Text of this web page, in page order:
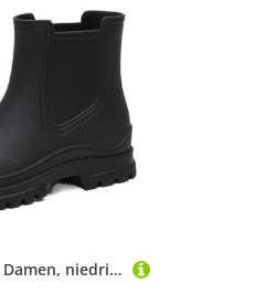
Regenstiefel for Damen, niedrige, wasserdichte Stiefel, vielseitige, rutschfeste City-Walk-Regenschuhe for Erwachsene Für Industrie Handwerk(Black,36)